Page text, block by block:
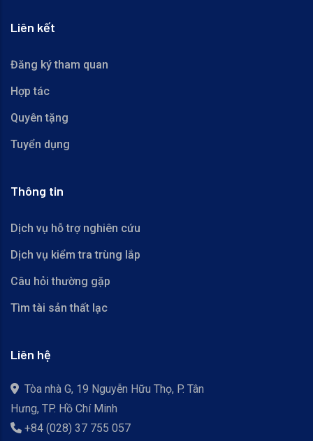
Liên kết
Đăng ký tham quan
Hợp tác
Quyên tặng
Tuyển dụng
Thông tin
Dịch vụ hỗ trợ nghiên cứu
Dịch vụ kiểm tra trùng lắp
Câu hỏi thường gặp
Tìm tài sản thất lạc
Liên hệ
Tòa nhà G, 19 Nguyễn Hữu Thọ, P. Tân
Hưng, TP. Hồ Chí Minh
+84 (028) 37 755 057